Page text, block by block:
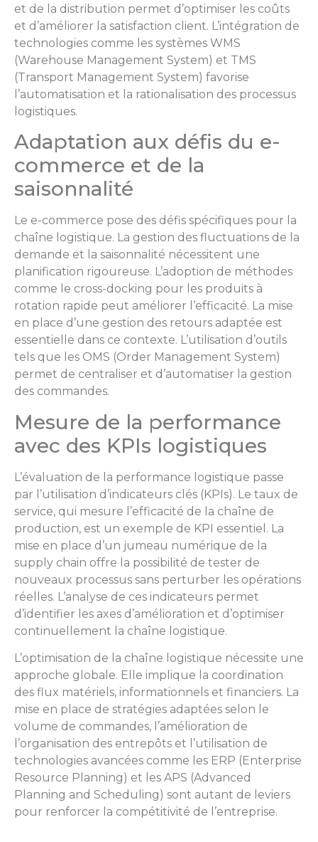
et de la distribution permet d’optimiser les coûts
et d’améliorer la satisfaction client. L’intégration de
technologies comme les systèmes WMS
(Warehouse Management System) et TMS
(Transport Management System) favorise
l’automatisation et la rationalisation des processus
logistiques.
Adaptation aux défis du e-
commerce et de la
saisonnalité
Le e-commerce pose des défis spécifiques pour la
chaîne logistique. La gestion des fluctuations de la
demande et la saisonnalité nécessitent une
planification rigoureuse. L’adoption de méthodes
comme le cross-docking pour les produits à
rotation rapide peut améliorer l’efficacité. La mise
en place d’une gestion des retours adaptée est
essentielle dans ce contexte. L’utilisation d’outils
tels que les OMS (Order Management System)
permet de centraliser et d’automatiser la gestion
des commandes.
Mesure de la performance
avec des KPIs logistiques
L’évaluation de la performance logistique passe
par l’utilisation d’indicateurs clés (KPIs). Le taux de
service, qui mesure l’efficacité de la chaîne de
production, est un exemple de KPI essentiel. La
mise en place d’un jumeau numérique de la
supply chain offre la possibilité de tester de
nouveaux processus sans perturber les opérations
réelles. L’analyse de ces indicateurs permet
d’identifier les axes d’amélioration et d’optimiser
continuellement la chaîne logistique.
L’optimisation de la chaîne logistique nécessite une
approche globale. Elle implique la coordination
des flux matériels, informationnels et financiers. La
mise en place de stratégies adaptées selon le
volume de commandes, l’amélioration de
l’organisation des entrepôts et l’utilisation de
technologies avancées comme les ERP (Enterprise
Resource Planning) et les APS (Advanced
Planning and Scheduling) sont autant de leviers
pour renforcer la compétitivité de l’entreprise.